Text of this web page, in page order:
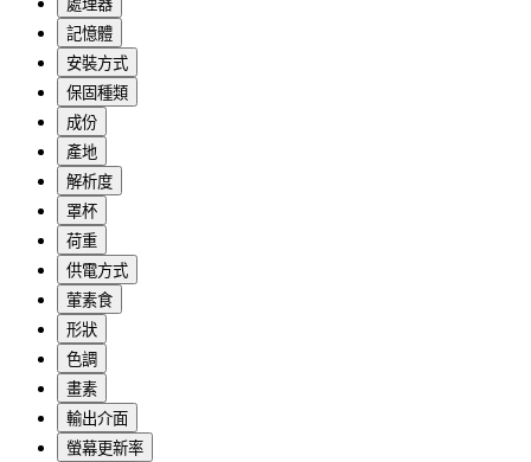
處理器
記憶體
安裝方式
保固種類
成份
產地
解析度
罩杯
荷重
供電方式
葷素食
形狀
色調
畫素
輸出介面
螢幕更新率